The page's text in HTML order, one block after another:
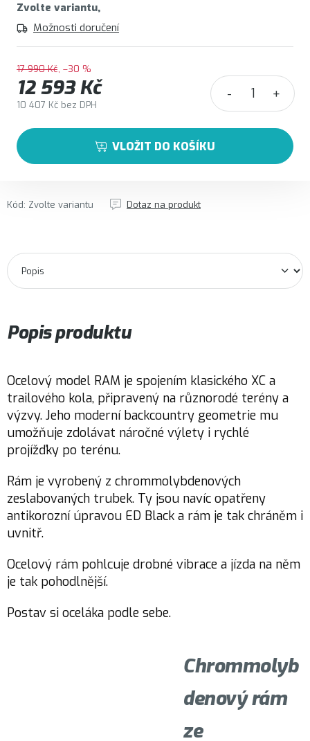
Zvolte variantu
Možnosti doručení
17 990 Kč –30 %
12 593 Kč
10 407 Kč bez DPH
VLOŽIT DO KOŠÍKU
Kód: Zvolte variantu Dotaz na produkt
Popis produktu
Ocelový model RAM je spojením klasického XC a
trailového kola, připravený na různorodé terény a
výzvy. Jeho moderní backcountry geometrie mu
umožňuje zdolávat náročné výlety i rychlé
projížďky po terénu.
Rám je vyrobený z chrommolybdenových
zeslabovaných trubek. Ty jsou navíc opatřeny
antikorozní úpravou ED Black a rám je tak chráněm i
uvnitř.
Ocelový rám pohlcuje drobné vibrace a jízda na něm
je tak pohodlnější.
Postav si oceláka podle sebe.
Chrommolyb
denový rám
ze